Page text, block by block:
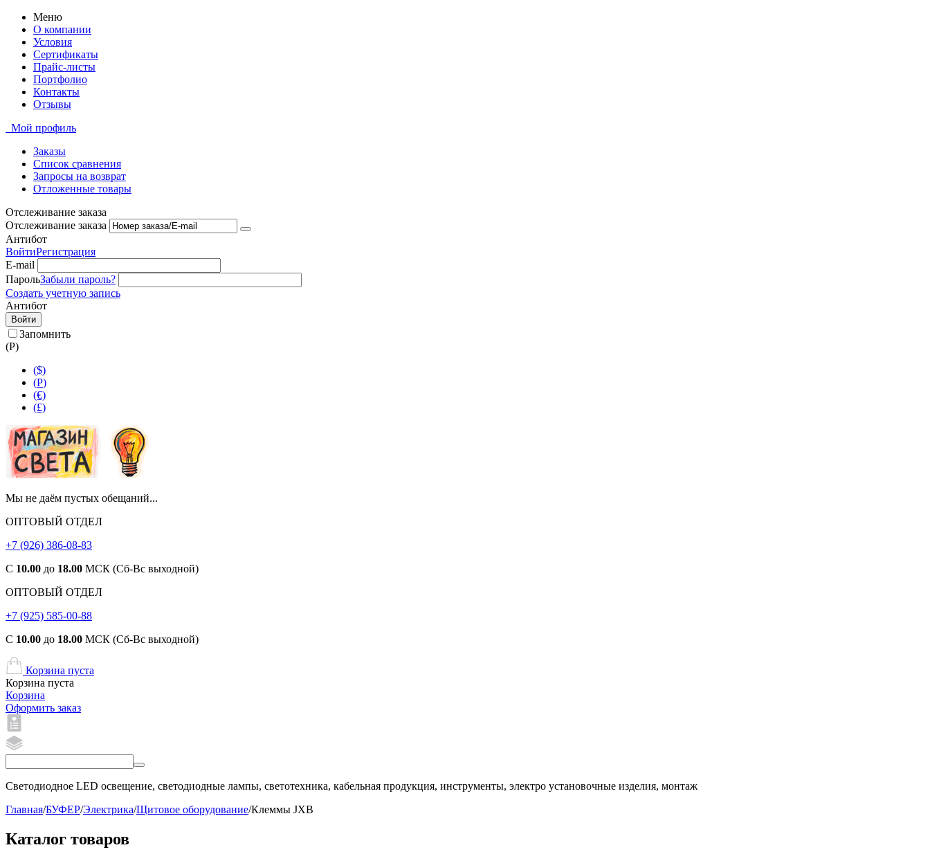
Меню
О компании
Условия
Сертификаты
Прайс-листы
Портфолио
Контакты
Отзывы
Мой профиль
Заказы
Список сравнения
Запросы на возврат
Отложенные товары
Отслеживание заказа
Отслеживание заказа
Антибот
ВойтиРегистрация
E-mail
ПарольЗабыли пароль?
Создать учетную запись
Антибот
Войти
Запомнить
(Р)
($)
(Р)
(€)
(£)
Мы не даём пустых обещаний...
ОПТОВЫЙ ОТДЕЛ
+7 (926) 386-08-83
С 10.00 до 18.00 МСК (Сб-Вс выходной)
ОПТОВЫЙ ОТДЕЛ
+7 (925) 585-00-88
С 10.00 до 18.00 МСК (Сб-Вс выходной)
Корзина пуста
Корзина пуста
Корзина
Оформить заказ
Светодиодное LED освещение, светодиодные лампы, светотехника, кабельная продукция, инструменты, электро установочные изделия, монтаж
Главная/БУФЕР/Электрика/Щитовое оборудование/Клеммы JXB
Каталог товаров